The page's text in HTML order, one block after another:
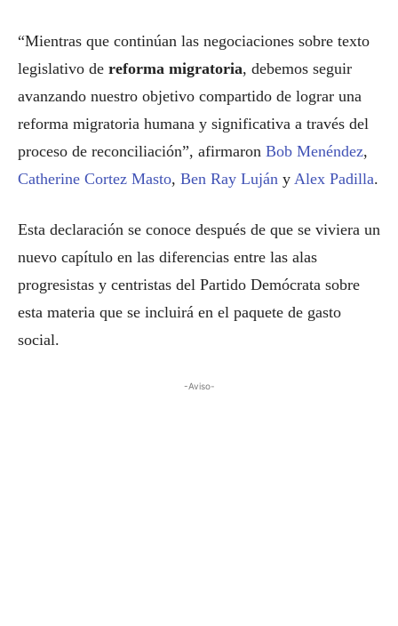
“Mientras que continúan las negociaciones sobre texto
legislativo de reforma migratoria, debemos seguir
avanzando nuestro objetivo compartido de lograr una
reforma migratoria humana y significativa a través del
proceso de reconciliación”, afirmaron Bob Menéndez,
Catherine Cortez Masto, Ben Ray Luján y Alex Padilla.
Esta declaración se conoce después de que se viviera un
nuevo capítulo en las diferencias entre las alas
progresistas y centristas del Partido Demócrata sobre
esta materia que se incluirá en el paquete de gasto
social.
-Aviso-